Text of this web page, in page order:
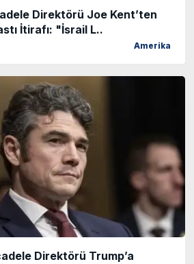
Direktörü Joe Kent’ten
İtirafı: "İsrail L..
Amerika
Direktörü Trump’a